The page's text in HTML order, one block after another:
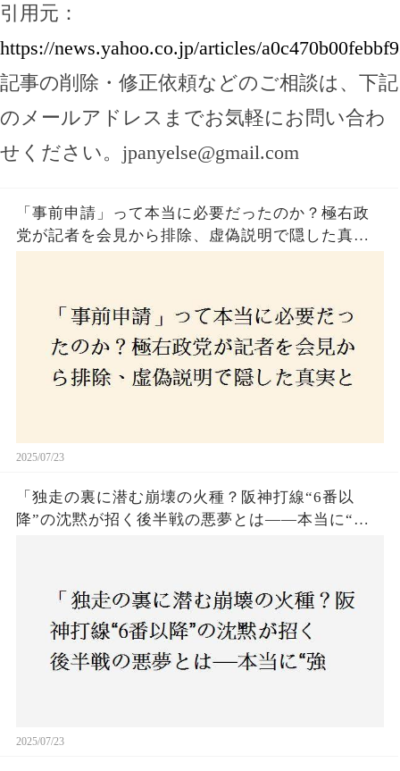
引用元：
https://news.yahoo.co.jp/articles/
記事の削除・修正依頼などのご相談は、下記
のメールアドレスまでお気軽にお問い合わ
せください。 jpanyelse@gmail.com
「事前申請」って本当に必要だったのか？極右政
党が記者を会見から排除、虚偽説明で隠した真実
2025/07/23
「独走の裏に潜む崩壊の火種？阪神打線“6番以
降”の沈黙が招く後半戦の悪夢とは——本当に“強
2025/07/23